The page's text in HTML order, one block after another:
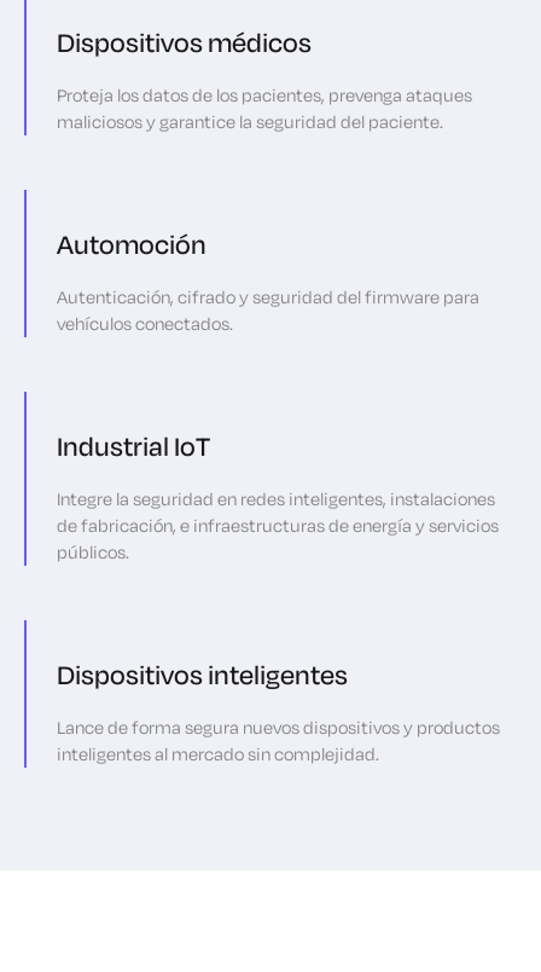
Dispositivos médicos
Proteja los datos de los pacientes, prevenga ataques
maliciosos y garantice la seguridad del paciente.
Automoción
Autenticación, cifrado y seguridad del firmware para
vehículos conectados.
Industrial IoT
Integre la seguridad en redes inteligentes, instalaciones
de fabricación, e infraestructuras de energía y servicios
públicos.
Dispositivos inteligentes
Lance de forma segura nuevos dispositivos y productos
inteligentes al mercado sin complejidad.